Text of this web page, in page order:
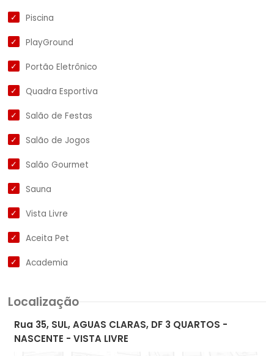
Piscina
PlayGround
Portão Eletrônico
Quadra Esportiva
Salão de Festas
Salão de Jogos
Salão Gourmet
Sauna
Vista Livre
Aceita Pet
Academia
Localização
Rua 35, SUL, AGUAS CLARAS, DF 3 QUARTOS -
NASCENTE - VISTA LIVRE